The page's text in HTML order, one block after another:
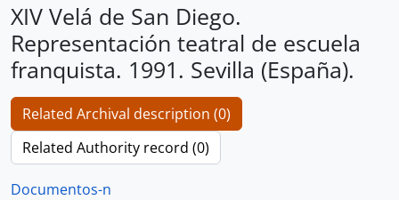
XIV Velá de San Diego.
Representación teatral de escuela
franquista. 1991. Sevilla (España).
Related Archival description (0)
Related Authority record (0)
Documentos-n